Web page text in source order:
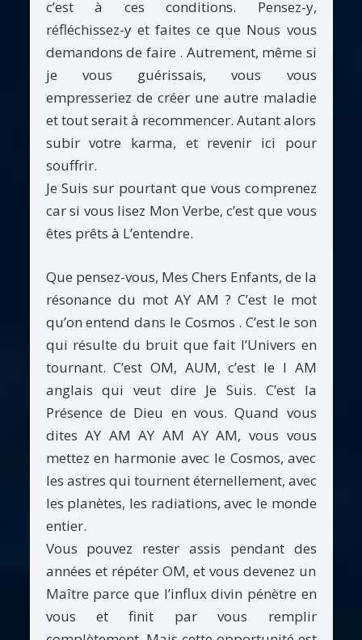
c’est à ces conditions. Pensez-y,
réfléchissez-y et faites ce que Nous vous
demandons de faire . Autrement, même si
je vous guérissais, vous vous
empresseriez de créer une autre maladie
et tout serait à recommencer. Autant alors
subir votre karma, et revenir ici pour
souffrir.
Je Suis sur pourtant que vous comprenez
car si vous lisez Mon Verbe, c’est que vous
êtes prêts à L’entendre.
Que pensez-vous, Mes Chers Enfants, de la
résonance du mot AY AM ? C’est le mot
qu’on entend dans le Cosmos . C’est le son
qui résulte du bruit que fait l’Univers en
tournant. C’est OM, AUM, c’est le I AM
anglais qui veut dire Je Suis. C’est la
Présence de Dieu en vous. Quand vous
dites AY AM AY AM AY AM, vous vous
mettez en harmonie avec le Cosmos, avec
les astres qui tournent éternellement, avec
les planètes, les radiations, avec le monde
entier.
Vous pouvez rester assis pendant des
années et répéter OM, et vous devenez un
Maître parce que l’influx divin pénètre en
vous et finit par vous remplir